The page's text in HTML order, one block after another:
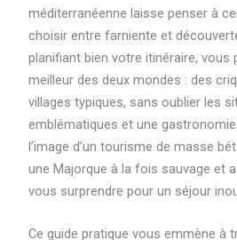
méditerranéenne laisse penser à
choisir entre farniente et
planifiant bien votre itinéraire, vous
meilleur des deux mondes : des
villages typiques, sans oublier les
emblématiques et une
l’image d’un tourisme de masse
une Majorque à la fois sauvage et
vous surprendre pour un séjour
Ce guide pratique vous emmène à